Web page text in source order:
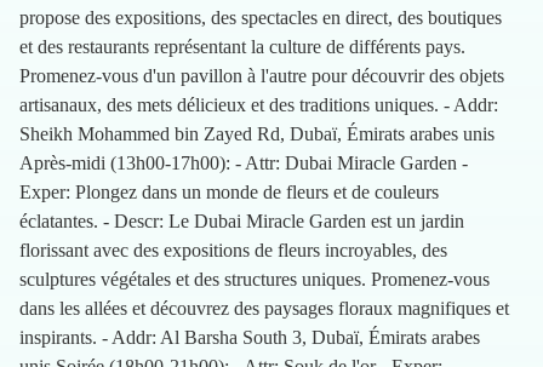
propose des expositions, des spectacles en direct, des boutiques
et des restaurants représentant la culture de différents pays.
Promenez-vous d'un pavillon à l'autre pour découvrir des objets
artisanaux, des mets délicieux et des traditions uniques. - Addr:
Sheikh Mohammed bin Zayed Rd, Dubaï, Émirats arabes unis
Après-midi (13h00-17h00): - Attr: Dubai Miracle Garden -
Exper: Plongez dans un monde de fleurs et de couleurs
éclatantes. - Descr: Le Dubai Miracle Garden est un jardin
florissant avec des expositions de fleurs incroyables, des
sculptures végétales et des structures uniques. Promenez-vous
dans les allées et découvrez des paysages floraux magnifiques et
inspirants. - Addr: Al Barsha South 3, Dubaï, Émirats arabes